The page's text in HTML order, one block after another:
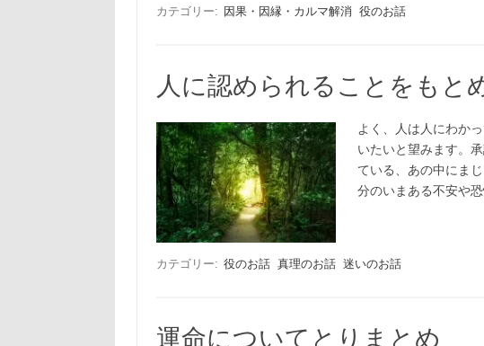
カテゴリー: 因果・因縁・カルマ解消 役のお話
人に認められることをもと
よく、人は人にわか
いたいと望みます。
ている、あの中にま
分のいまある不安や
カテゴリー: 役のお話 真理のお話 迷いのお話
運命についてとりまとめ